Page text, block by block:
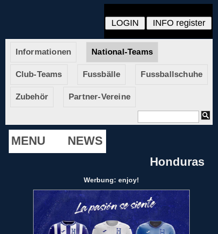
Informationen National-Teams
Club-Teams Fussbälle Fussballschuhe
Zubehör Partner-Vereine
MENU
NEWS
Honduras
Werbung: enjoy!